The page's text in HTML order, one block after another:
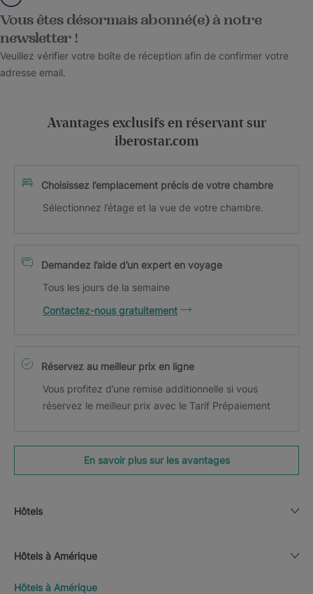
Vous êtes désormais abonné(e) à notre
newsletter !
Veuillez vérifier votre boîte de réception afin de confirmer votre
adresse email.
Avantages exclusifs en réservant sur
iberostar.com
Choisissez l’emplacement précis de votre chambre
Sélectionnez l’étage et la vue de votre chambre.
Demandez l’aide d’un expert en voyage
Tous les jours de la semaine
Contactez-nous gratuitement
Réservez au meilleur prix en ligne
Vous profitez d’une remise additionnelle si vous
réservez le meilleur prix avec le Tarif Prépaiement
En savoir plus sur les avantages
Hôtels
Hôtels à Amérique
Hôtels à Amérique